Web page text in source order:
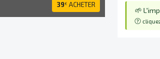
39€ ACHETER
🌱